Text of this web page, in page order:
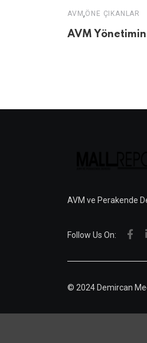
AVM,ÖNE ÇIKANLAR
AVM
AVM ve Perakende
Follow Us On:
© 2024 Demircan